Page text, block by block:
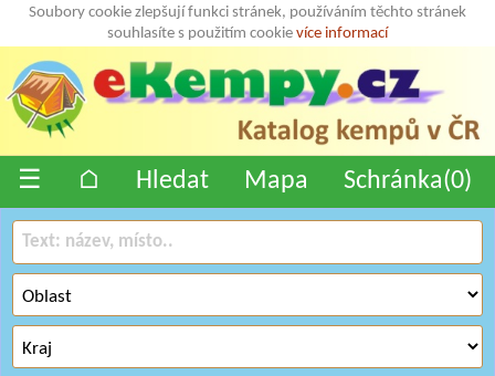
Soubory cookie zlepšují funkci stránek, používáním těchto stránek
souhlasíte s použitím cookie více informací
☰ ⌂ Hledat Mapa Schránka(0)